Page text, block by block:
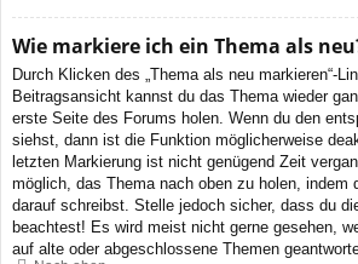
Wie markiere ich ein Thema als
Durch Klicken des „Thema als neu markieren“-
Beitragsansicht kannst du das Thema wieder
erste Seite des Forums holen. Wenn du den
siehst, dann ist die Funktion möglicherweise
letzten Markierung ist nicht genügend Zeit
möglich, das Thema nach oben zu holen, indem
darauf schreibst. Stelle jedoch sicher, dass du
beachtest! Es wird meist nicht gerne gesehen,
auf alte oder abgeschlossene Themen